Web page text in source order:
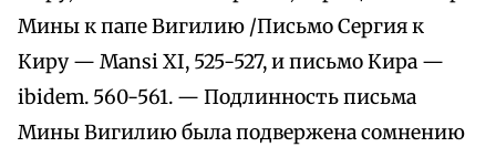
Мины к папе Вигилию /Письмо Сергия к
Киру — Mansi XI, 525-527, и письмо Кира —
ibidem. 560-561. — Подлинность письма
Мины Вигилию была подвержена сомнению